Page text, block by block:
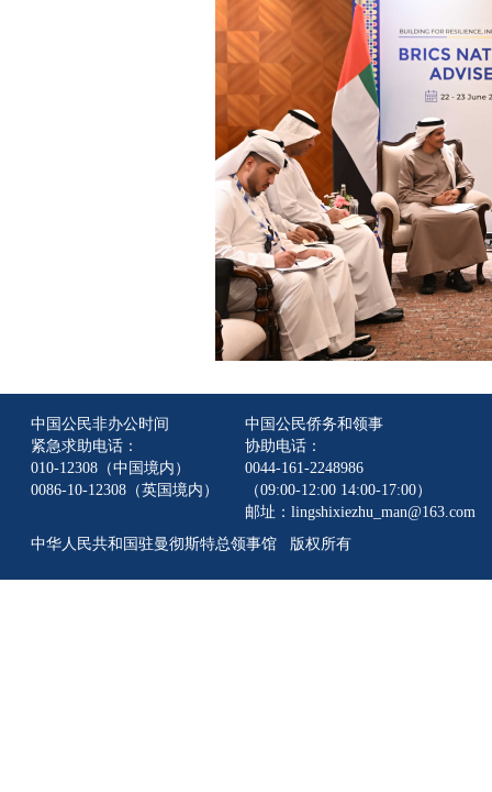
中国公民非办公时间
紧急求助电话：
010-12308（中国境内）
0086-10-12308（英国境内）
中国公民侨务和领事
协助电话：
0044-161-2248986
（09:00-12:00 14:00-17:00）
邮址：lingshixiezhu_man@163.com
中华人民共和国驻曼彻斯特总领事馆 版权所有